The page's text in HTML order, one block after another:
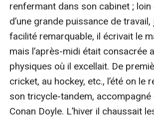
renfermant dans son cabinet ; loin
d’une grande puissance de
facilité remarquable, il écrivait le
mais l’après-midi était consacrée
physiques où il excellait. De
cricket, au hockey, etc., l’été on le
son tricycle-tandem, accompagné
Conan Doyle. L’hiver il chaussait